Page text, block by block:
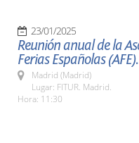
23/01/2025
Reunión anual de la
Ferias Españolas (AFE).
Madrid (Madrid)
Lugar: FITUR. Madrid.
Hora: 11:30